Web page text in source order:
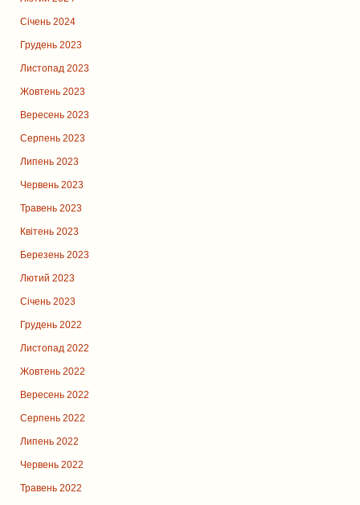
Січень 2024
Грудень 2023
Листопад 2023
Жовтень 2023
Вересень 2023
Серпень 2023
Липень 2023
Червень 2023
Травень 2023
Квітень 2023
Березень 2023
Лютий 2023
Січень 2023
Грудень 2022
Листопад 2022
Жовтень 2022
Вересень 2022
Серпень 2022
Липень 2022
Червень 2022
Травень 2022